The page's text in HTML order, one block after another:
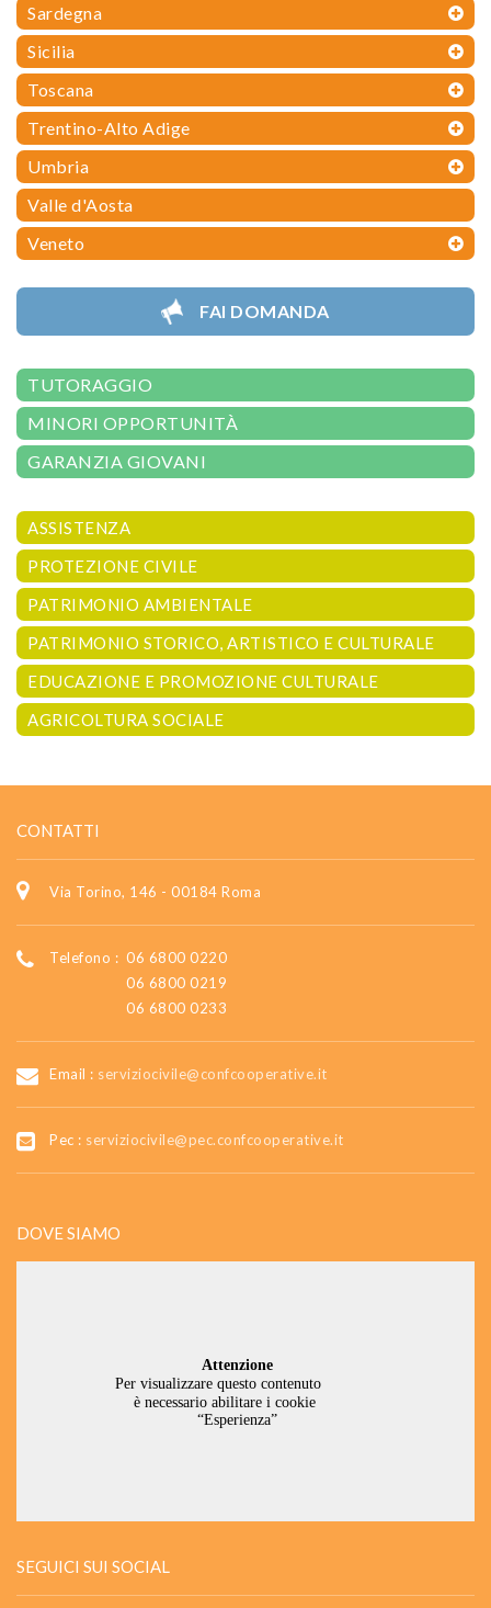
Sardegna
Sicilia
Toscana
Trentino-Alto Adige
Umbria
Valle d'Aosta
Veneto
FAI DOMANDA
TUTORAGGIO
MINORI OPPORTUNITÀ
GARANZIA GIOVANI
ASSISTENZA
PROTEZIONE CIVILE
PATRIMONIO AMBIENTALE
PATRIMONIO STORICO, ARTISTICO E CULTURALE
EDUCAZIONE E PROMOZIONE CULTURALE
AGRICOLTURA SOCIALE
CONTATTI
Via Torino, 146 - 00184 Roma
Telefono : 06 6800 0220
06 6800 0219
06 6800 0233
Email : serviziocivile@confcooperative.it
Pec : serviziocivile@pec.confcooperative.it
DOVE SIAMO
SEGUICI SUI SOCIAL